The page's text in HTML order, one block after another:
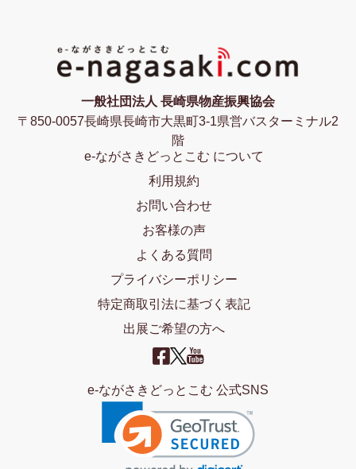
一般社団法人 長崎県物産振興協会
〒850-0057長崎県長崎市大黒町3-1県営バスターミナル2
階
e-ながさきどっとこむ について
利用規約
お問い合わせ
お客様の声
よくある質問
プライバシーポリシー
特定商取引法に基づく表記
出展ご希望の方へ
e-ながさきどっとこむ 公式SNS